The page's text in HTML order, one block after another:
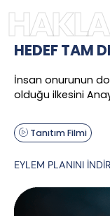
HEDEF TAM
İnsan onurunun
olduğu ilkesini
Tanıtım Filmi
EYLEM PLANINI İNDİR